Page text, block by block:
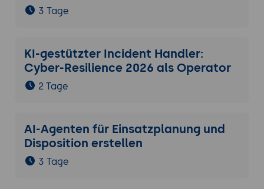
3 Tage
KI-gestützter Incident Handler:
Cyber-Resilience 2026 als Operator
2 Tage
AI-Agenten für Einsatzplanung und
Disposition erstellen
3 Tage